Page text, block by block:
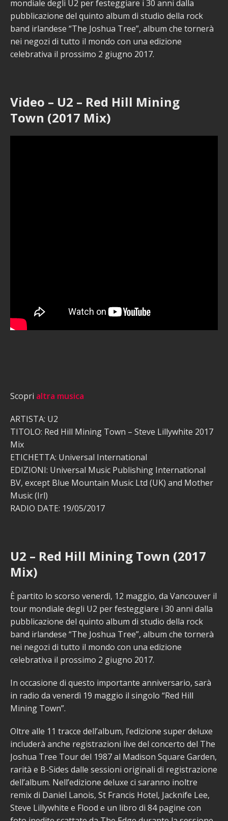
mondiale degli U2 per festeggiare i 30 anni dalla
pubblicazione del quinto album di studio della rock
band irlandese “The Joshua Tree”, album che tornerà
nei negozi di tutto il mondo con una edizione
celebrativa il prossimo 2 giugno 2017.
Video – U2 – Red Hill Mining
Town (2017 Mix)
Scopri altra musica
ARTISTA: U2
TITOLO: Red Hill Mining Town – Steve Lillywhite 2017
Mix
ETICHETTA: Universal International
EDIZIONI: Universal Music Publishing International
BV, except Blue Mountain Music Ltd (UK) and Mother
Music (Irl)
RADIO DATE: 19/05/2017
U2 – Red Hill Mining Town (2017
Mix)
È partito lo scorso venerdì, 12 maggio, da Vancouver il
tour mondiale degli U2 per festeggiare i 30 anni dalla
pubblicazione del quinto album di studio della rock
band irlandese “The Joshua Tree”, album che tornerà
nei negozi di tutto il mondo con una edizione
celebrativa il prossimo 2 giugno 2017.
In occasione di questo importante anniversario, sarà
in radio da venerdì 19 maggio il singolo “Red Hill
Mining Town”.
Oltre alle 11 tracce dell’album, l’edizione super deluxe
includerà anche registrazioni live del concerto del The
Joshua Tree Tour del 1987 al Madison Square Garden,
rarità e B-Sides dalle sessioni originali di registrazione
dell’album. Nell’edizione deluxe ci saranno inoltre
remix di Daniel Lanois, St Francis Hotel, Jacknife Lee,
Steve Lillywhite e Flood e un libro di 84 pagine con